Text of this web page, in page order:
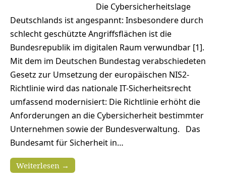
Die Cybersicherheitslage
Deutschlands ist angespannt: Insbesondere durch
schlecht geschützte Angriffsflächen ist die
Bundesrepublik im digitalen Raum verwundbar [1].
Mit dem im Deutschen Bundestag verabschiedeten
Gesetz zur Umsetzung der europäischen NIS2-
Richtlinie wird das nationale IT-Sicherheitsrecht
umfassend modernisiert: Die Richtlinie erhöht die
Anforderungen an die Cybersicherheit bestimmter
Unternehmen sowie der Bundesverwaltung. Das
Bundesamt für Sicherheit in…
Weiterlesen →